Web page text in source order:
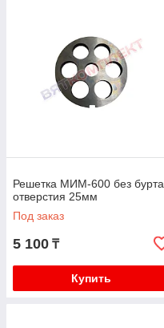
Решетка МИМ-600 без бурта,
отверстия 25мм
Под заказ
5 100 ₸
Купить